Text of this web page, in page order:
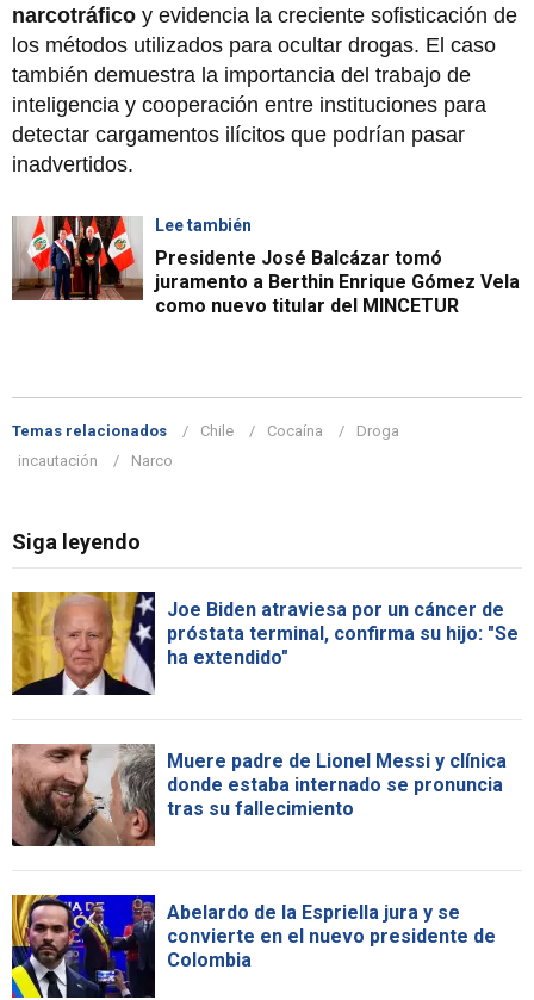
narcotráfico y evidencia la creciente sofisticación de
los métodos utilizados para ocultar drogas. El caso
también demuestra la importancia del trabajo de
inteligencia y cooperación entre instituciones para
detectar cargamentos ilícitos que podrían pasar
inadvertidos.
Lee también
Presidente José Balcázar tomó
juramento a Berthin Enrique Gómez Vela
como nuevo titular del MINCETUR
Temas relacionados Chile Cocaína
Droga
incautación
Narco
Siga leyendo
Joe Biden atraviesa por un cáncer de
próstata terminal, confirma su hijo: "Se
ha extendido"
Muere padre de Lionel Messi y clínica
donde estaba internado se pronuncia
tras su fallecimiento
Abelardo de la Espriella jura y se
convierte en el nuevo presidente de
Colombia